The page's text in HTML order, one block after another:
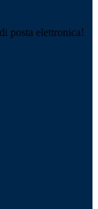
posta elettronica!